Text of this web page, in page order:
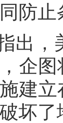
防
出，
企
建
坏